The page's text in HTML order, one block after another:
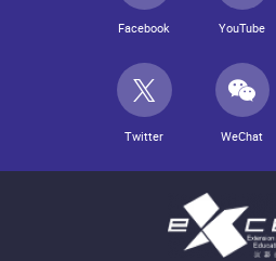
Facebook YouTube
Twitter WeChat